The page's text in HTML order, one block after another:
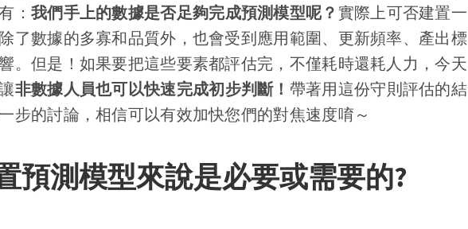
： 我們手上的數據是否足夠完成預測模型呢？ 實際上可否建置一
了數據的多寡和品質外，也會受到應用範圍、更新頻率、產出標
。但是！如果要把這些要素都評估完，不僅耗時還耗人力，今天
非數據人員也可以快速完成初步判斷！ 帶著用這份守則評估的結
步的討論，相信可以有效加快您們的對焦速度唷～
預測模型來說是必要或需要的?